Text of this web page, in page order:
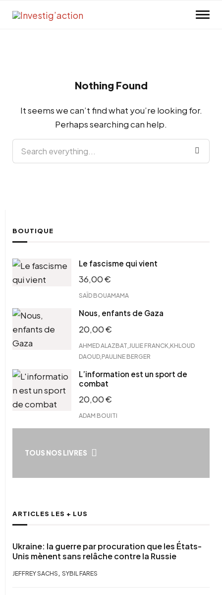
Nothing Found
It seems we can’t find what you’re looking for.
Perhaps searching can help.
BOUTIQUE
Le fascisme qui vient
36,00€
SAÏD BOUAMAMA
Nous, enfants de Gaza
20,00€
AHMED ALAZBAT JULIE FRANCK KHLOUD
DAOUD PAULINE BERGER
L’information est un sport de
combat
20,00€
ADAM BOUITI
TOUS NOS LIVRES
ARTICLES LES + LUS
Ukraine: la guerre par procuration que les États-
Unis mènent sans relâche contre la Russie
JEFFREY SACHS , SYBIL FARES